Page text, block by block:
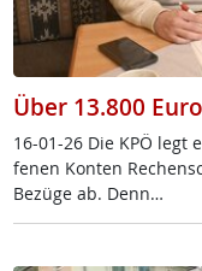
Über 13.800
16-01-26 Die KPÖ
fe­nen Kon­ten
Be­zü­ge ab. Denn…